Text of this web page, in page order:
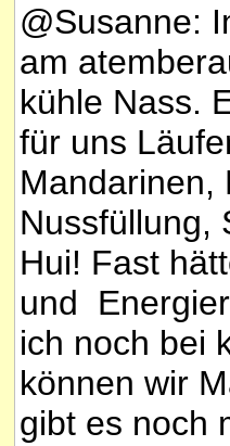
@Susanne:
am
kühle Nass.
für uns
Mandarinen,
Nussfüllung,
Hui! Fast
und
ich noch bei
können wir
gibt es noch